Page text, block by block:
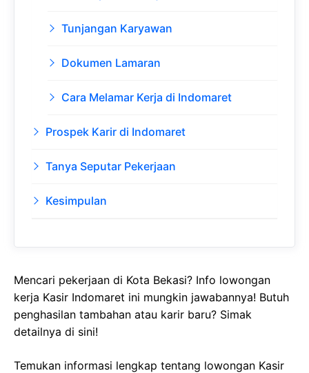
Tunjangan Karyawan
Dokumen Lamaran
Cara Melamar Kerja di Indomaret
Prospek Karir di Indomaret
Tanya Seputar Pekerjaan
Kesimpulan
Mencari pekerjaan di Kota Bekasi? Info lowongan
kerja Kasir Indomaret ini mungkin jawabannya! Butuh
penghasilan tambahan atau karir baru? Simak
detailnya di sini!
Temukan informasi lengkap tentang lowongan Kasir